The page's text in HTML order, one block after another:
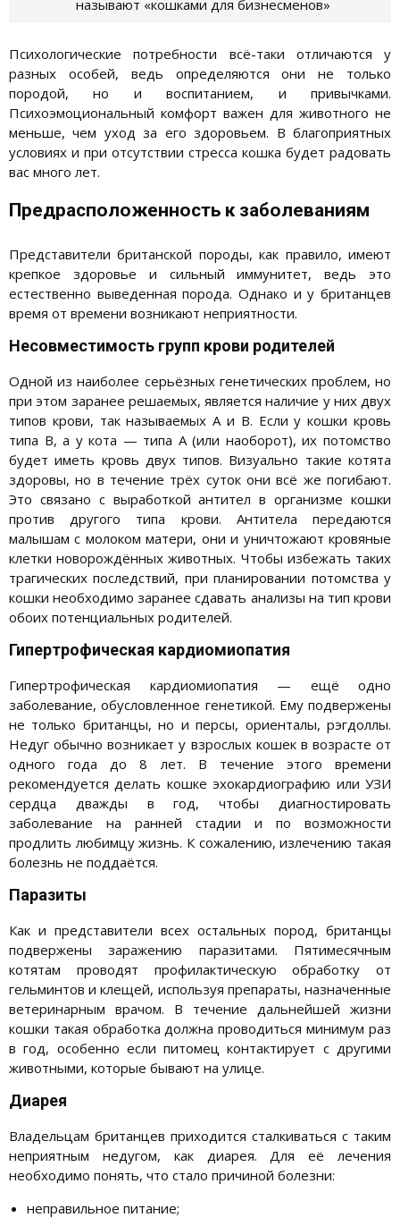
называют «кошками для бизнесменов»
Психологические потребности всё-таки отличаются у
разных особей, ведь определяются они не только
породой, но и воспитанием, и привычками.
Психоэмоциональный комфорт важен для животного не
меньше, чем уход за его здоровьем. В благоприятных
условиях и при отсутствии стресса кошка будет радовать
вас много лет.
Предрасположенность к заболеваниям
Представители британской породы, как правило, имеют
крепкое здоровье и сильный иммунитет, ведь это
естественно выведенная порода. Однако и у британцев
время от времени возникают неприятности.
Несовместимость групп крови родителей
Одной из наиболее серьёзных генетических проблем, но
при этом заранее решаемых, является наличие у них двух
типов крови, так называемых А и В. Если у кошки кровь
типа В, а у кота — типа А (или наоборот), их потомство
будет иметь кровь двух типов. Визуально такие котята
здоровы, но в течение трёх суток они всё же погибают.
Это связано с выработкой антител в организме кошки
против другого типа крови. Антитела передаются
малышам с молоком матери, они и уничтожают кровяные
клетки новорождённых животных. Чтобы избежать таких
трагических последствий, при планировании потомства у
кошки необходимо заранее сдавать анализы на тип крови
обоих потенциальных родителей.
Гипертрофическая кардиомиопатия
Гипертрофическая кардиомиопатия — ещё одно
заболевание, обусловленное генетикой. Ему подвержены
не только британцы, но и персы, ориенталы, рэгдоллы.
Недуг обычно возникает у взрослых кошек в возрасте от
одного года до 8 лет. В течение этого времени
рекомендуется делать кошке эхокардиографию или УЗИ
сердца дважды в год, чтобы диагностировать
заболевание на ранней стадии и по возможности
продлить любимцу жизнь. К сожалению, излечению такая
болезнь не поддаётся.
Паразиты
Как и представители всех остальных пород, британцы
подвержены заражению паразитами. Пятимесячным
котятам проводят профилактическую обработку от
гельминтов и клещей, используя препараты, назначенные
ветеринарным врачом. В течение дальнейшей жизни
кошки такая обработка должна проводиться минимум раз
в год, особенно если питомец контактирует с другими
животными, которые бывают на улице.
Диарея
Владельцам британцев приходится сталкиваться с таким
неприятным недугом, как диарея. Для её лечения
необходимо понять, что стало причиной болезни:
неправильное питание;